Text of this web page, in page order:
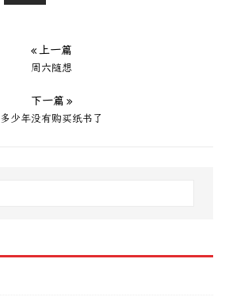
« 上一篇
周六随想
下一篇 »
多少年没有购买纸书了